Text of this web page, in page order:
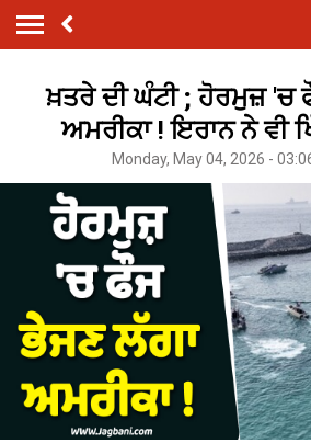
ਖ਼ਤਰੇ ਦੀ ਘੰਟੀ ; ਹੋਰਮੁਜ਼ 'ਚ
ਅਮਰੀਕਾ ! ਇਰਾਨ ਨੇ ਵੀ
Monday, May 04, 2026 -